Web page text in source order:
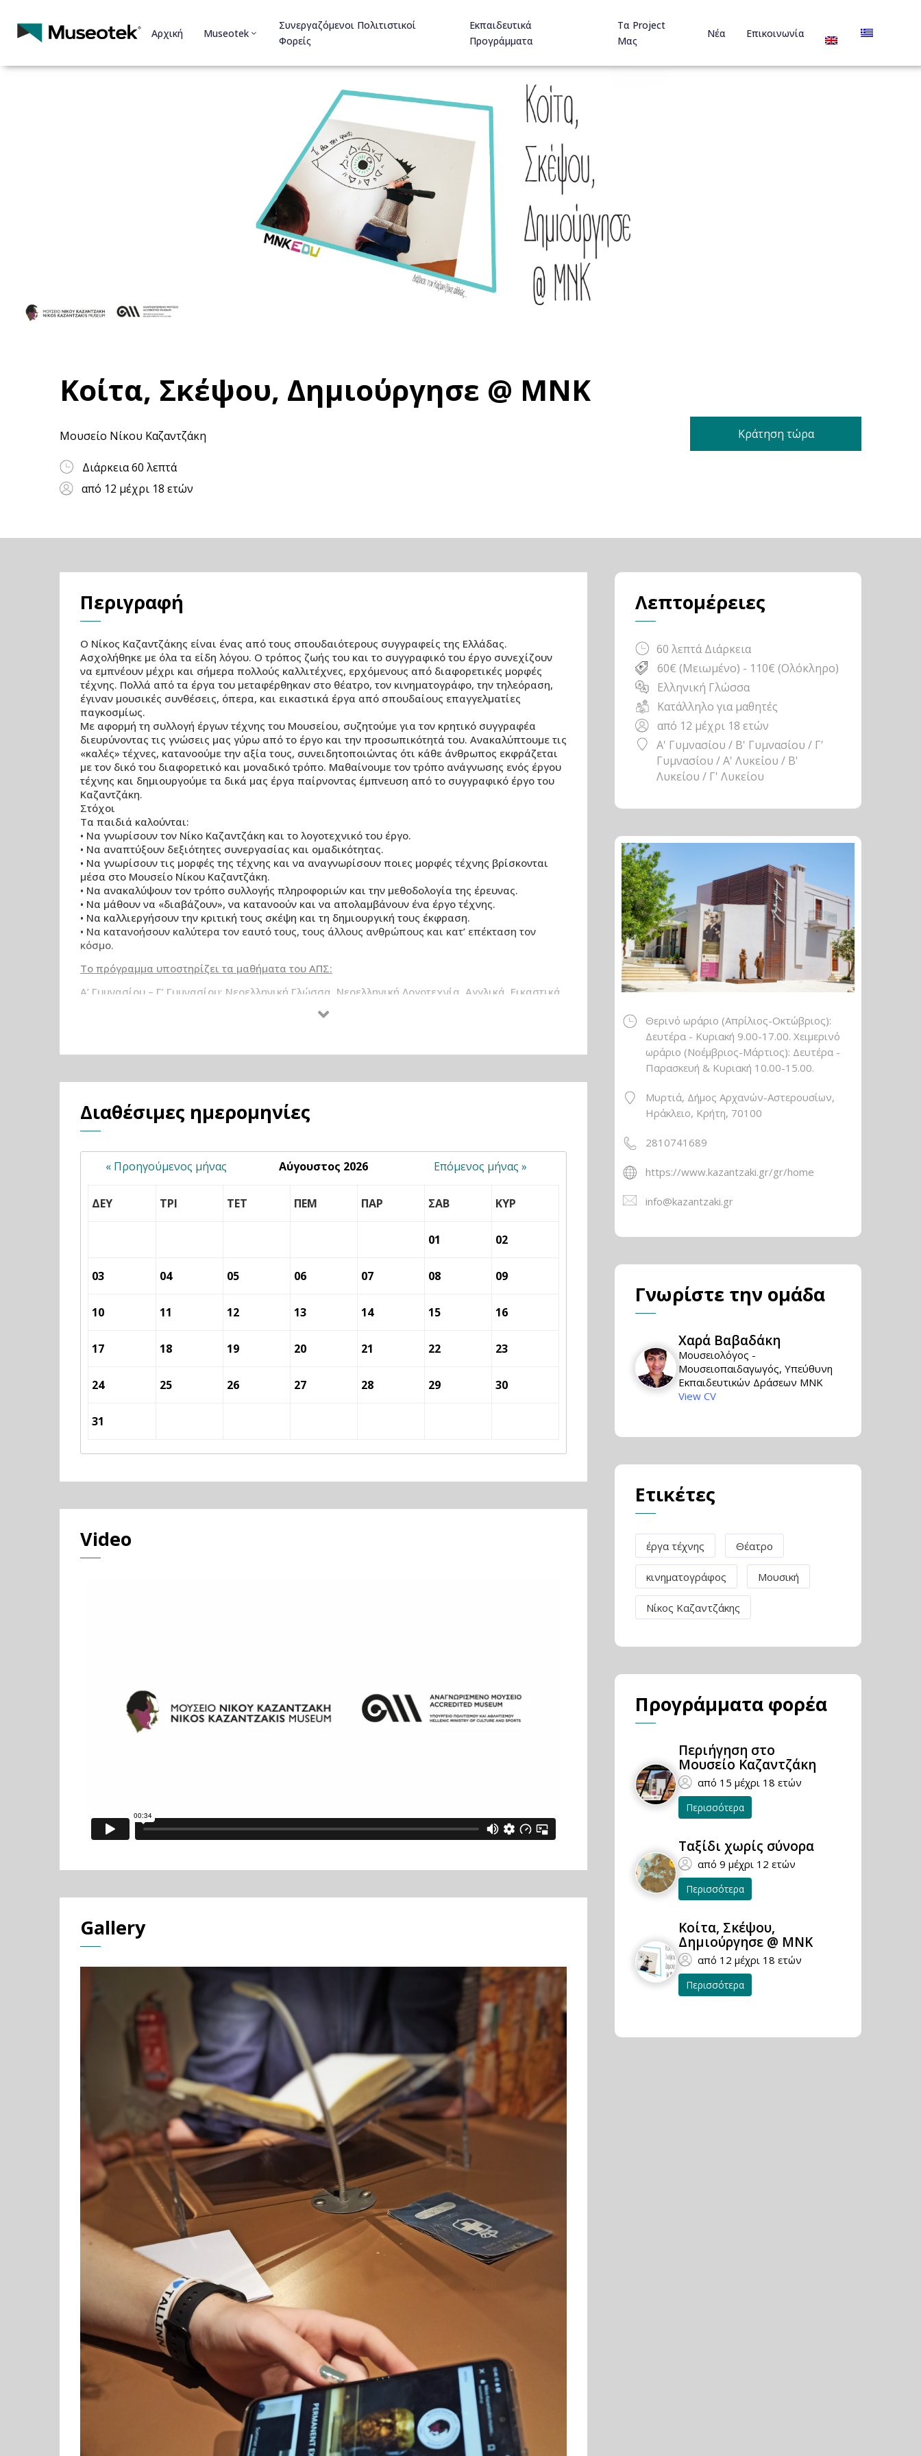
Αρχική Museotek
Συνεργαζόμενοι Πολιτιστικοί
Φορείς
Εκπαιδευτικά
Προγράμματα
Τα Project
Μας
Νέα Επικοινωνία
Κοίτα, Σκέψου, Δημιούργησε @ ΜΝΚ
Μουσείο Νίκου Καζαντζάκη
Διάρκεια 60 λεπτά
από 12 μέχρι 18 ετών
Κράτηση τώρα
Περιγραφή
Ο Νίκος Καζαντζάκης είναι ένας από τους σπουδαιότερους συγγραφείς της Ελλάδας.
Ασχολήθηκε με όλα τα είδη λόγου. Ο τρόπος ζωής του και το συγγραφικό του έργο συνεχίζουν
να εμπνέουν μέχρι και σήμερα πολλούς καλλιτέχνες, ερχόμενους από διαφορετικές μορφές
τέχνης. Πολλά από τα έργα του μεταφέρθηκαν στο θέατρο, τον κινηματογράφο, την τηλεόραση,
έγιναν μουσικές συνθέσεις, όπερα, και εικαστικά έργα από σπουδαίους επαγγελματίες
παγκοσμίως.
Με αφορμή τη συλλογή έργων τέχνης του Μουσείου, συζητούμε για τον κρητικό συγγραφέα
διευρύνοντας τις γνώσεις μας γύρω από το έργο και την προσωπικότητά του. Ανακαλύπτουμε τις
«καλές» τέχνες, κατανοούμε την αξία τους, συνειδητοποιώντας ότι κάθε άνθρωπος εκφράζεται
με τον δικό του διαφορετικό και μοναδικό τρόπο. Μαθαίνουμε τον τρόπο ανάγνωσης ενός έργου
τέχνης και δημιουργούμε τα δικά μας έργα παίρνοντας έμπνευση από το συγγραφικό έργο του
Καζαντζάκη.
Στόχοι
Τα παιδιά καλούνται:
• Να γνωρίσουν τον Νίκο Καζαντζάκη και το λογοτεχνικό του έργο.
• Να αναπτύξουν δεξιότητες συνεργασίας και ομαδικότητας.
• Να γνωρίσουν τις μορφές της τέχνης και να αναγνωρίσουν ποιες μορφές τέχνης βρίσκονται
μέσα στο Μουσείο Νίκου Καζαντζάκη.
• Να ανακαλύψουν τον τρόπο συλλογής πληροφοριών και την μεθοδολογία της έρευνας.
• Να μάθουν να «διαβάζουν», να κατανοούν και να απολαμβάνουν ένα έργο τέχνης.
• Να καλλιεργήσουν την κριτική τους σκέψη και τη δημιουργική τους έκφραση.
• Να κατανοήσουν καλύτερα τον εαυτό τους, τους άλλους ανθρώπους και κατ’ επέκταση τον
κόσμο.
Το πρόγραμμα υποστηρίζει τα μαθήματα του ΑΠΣ:
Α’ Γυμνασίου – Γ’ Γυμνασίου: Νεοελληνική Γλώσσα, Νεοελληνική Λογοτεχνία, Αγγλικά, Εικαστικά
Γ’ Λυκείου: Έκφραση-Έκθεση, Ιστορία Γενικής Παιδείας, Ιστορία (Ομάδα προσανατολισμού
Διαθέσιμες ημερομηνίες
« Προηγούμενος μήνας Αύγουστος 2026 Επόμενος μήνας »
ΔΕΥ ΤΡΙ ΤΕΤ ΠΕΜ ΠΑΡ ΣΑΒ ΚΥΡ
01 02
03 04 05 06 07 08 09
10 11 12 13 14 15 16
17 18 19 20 21 22 23
24 25 26 27 28 29 30
31
Video
Gallery
Λεπτομέρειες
60 λεπτά Διάρκεια
60€ (Μειωμένο) - 110€ (Ολόκληρο)
Ελληνική Γλώσσα
Κατάλληλο για μαθητές
από 12 μέχρι 18 ετών
Α' Γυμνασίου / Β' Γυμνασίου / Γ'
Γυμνασίου / Α' Λυκείου / Β'
Λυκείου / Γ' Λυκείου
Θερινό ωράριο (Απρίλιος-Οκτώβριος):
Δευτέρα - Κυριακή 9.00-17.00. Χειμερινό
ωράριο (Νοέμβριος-Μάρτιος): Δευτέρα -
Παρασκευή & Κυριακή 10.00-15.00.
Μυρτιά, Δήμος Αρχανών-Αστερουσίων,
Ηράκλειο, Κρήτη, 70100
2810741689
https://www.kazantzaki.gr/gr/home
info@kazantzaki.gr
Γνωρίστε την ομάδα
Χαρά Βαβαδάκη
Μουσειολόγος -
Μουσειοπαιδαγωγός, Υπεύθυνη
Εκπαιδευτικών Δράσεων ΜΝΚ
View CV
Ετικέτες
έργα τέχνης Θέατρο
κινηματογράφος Μουσική
Νίκος Καζαντζάκης
Προγράμματα φορέα
Περιήγηση στο
Μουσείο Καζαντζάκη
από 15 μέχρι 18 ετών
Περισσότερα
Ταξίδι χωρίς σύνορα
από 9 μέχρι 12 ετών
Περισσότερα
Κοίτα, Σκέψου,
Δημιούργησε @ ΜΝΚ
από 12 μέχρι 18 ετών
Περισσότερα